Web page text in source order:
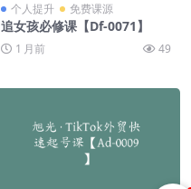
个人提升 免费课源
追女孩必修课【Df-0071】
1 月前 49